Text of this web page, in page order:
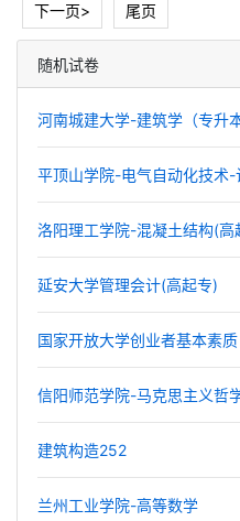
下一页> 尾页
随机试卷
河南城建大学-建筑学（专升
平顶山学院-电气自动化技术-
洛阳理工学院-混凝土结构(高
延安大学管理会计(高起专)
国家开放大学创业者基本素质
信阳师范学院-马克思主义哲
建筑构造252
兰州工业学院-高等数学